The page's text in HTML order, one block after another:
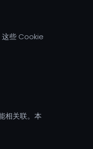
这些 Cookie
相关联。本